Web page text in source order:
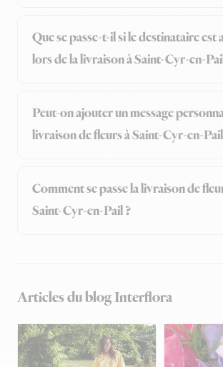
Que se passe-t-il si le destinataire est
lors de la livraison à Saint-Cyr-en-
Peut-on ajouter un message
livraison de fleurs à Saint-Cyr-en-
Comment se passe la livraison de
Saint-Cyr-en-Pail ?
Articles du blog Interflora